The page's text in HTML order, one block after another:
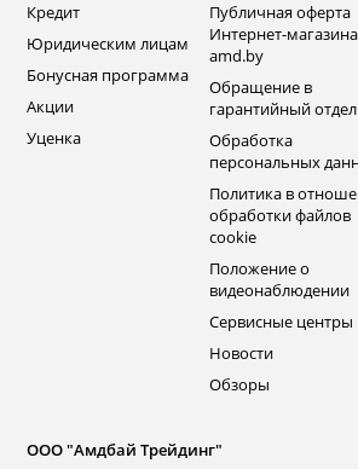
Кредит
Юридическим лицам
Бонусная программа
Акции
Уценка
Публичная оферта
Интернет-магазина
amd.by
Обращение в
гарантийный отдел
Обработка
персональных
Политика в
обработки файлов
cookie
Положение о
видеонаблюдении
Сервисные центры
Новости
Обзоры
ООО "Амдбай Трейдинг"